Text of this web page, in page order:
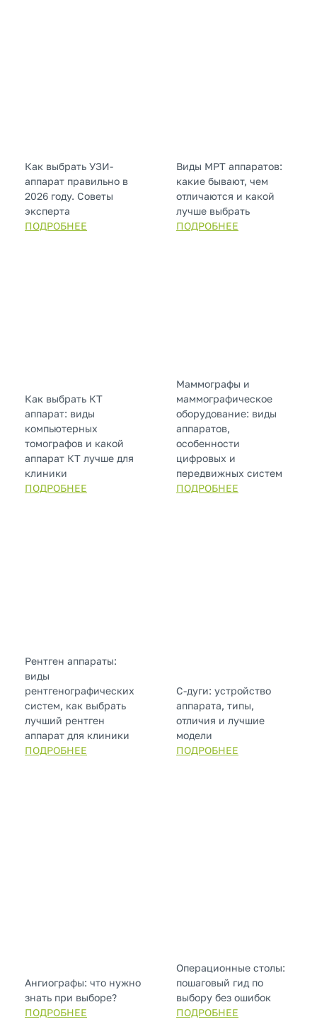
Как выбрать УЗИ-
аппарат правильно в
2026 году. Советы
эксперта
ПОДРОБНЕЕ
Виды МРТ аппаратов:
какие бывают, чем
отличаются и какой
лучше выбрать
ПОДРОБНЕЕ
Как выбрать КТ
аппарат: виды
компьютерных
томографов и какой
аппарат КТ лучше для
клиники
ПОДРОБНЕЕ
Маммографы и
маммографическое
оборудование: виды
аппаратов,
особенности
цифровых и
передвижных систем
ПОДРОБНЕЕ
Рентген аппараты:
виды
рентгенографических
систем, как выбрать
лучший рентген
аппарат для клиники
ПОДРОБНЕЕ
С-дуги: устройство
аппарата, типы,
отличия и лучшие
модели
ПОДРОБНЕЕ
Ангиографы: что нужно
знать при выборе?
ПОДРОБНЕЕ
Операционные столы:
пошаговый гид по
выбору без ошибок
ПОДРОБНЕЕ